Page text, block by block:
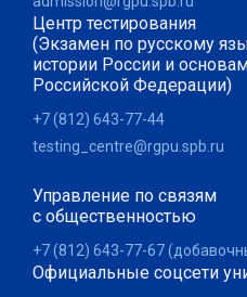
Центр тестирования
(Экзамен по русскому
истории России и
Российской Федерации)
+7 (812) 643-77-44
testing_centre@rgpu.spb.ru
Управление по связям
с общественностью
+7 (812) 643-77-67
Официальные соцсети